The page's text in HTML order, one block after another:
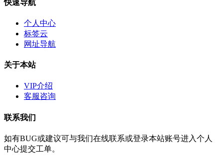
快速导航
个人中心
标签云
网址导航
关于本站
VIP介绍
客服咨询
联系我们
如有BUG或建议可与我们在线联系或登录本站账号进入个人
中心提交工单。